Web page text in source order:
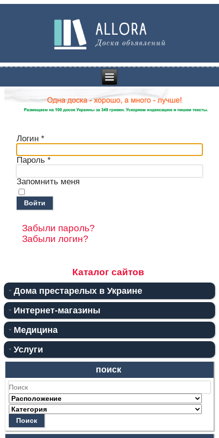
Логин *
Пароль *
Запомнить меня
Войти
Забыли пароль?
Забыли логин?
Каталог сайтов
Дома престарелых в Украине
Интернет-магазины
Медицина
Услуги
поиск
Поиск